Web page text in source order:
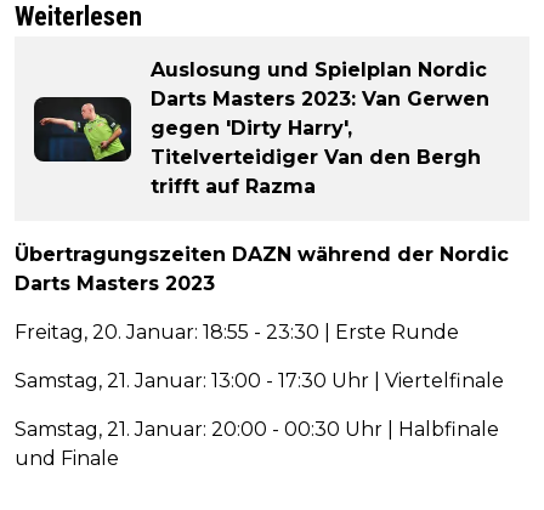
Weiterlesen
Auslosung und Spielplan Nordic
Darts Masters 2023: Van Gerwen
gegen 'Dirty Harry',
Titelverteidiger Van den Bergh
trifft auf Razma
Übertragungszeiten DAZN während der Nordic
Darts Masters 2023
Freitag, 20. Januar: 18:55 - 23:30 | Erste Runde
Samstag, 21. Januar: 13:00 - 17:30 Uhr | Viertelfinale
Samstag, 21. Januar: 20:00 - 00:30 Uhr | Halbfinale
und Finale